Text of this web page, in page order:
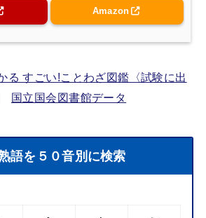
Amazon
る すごい!ことわざ図鑑〈試験に出
国立国会図書館データ
語を５０音別に検索